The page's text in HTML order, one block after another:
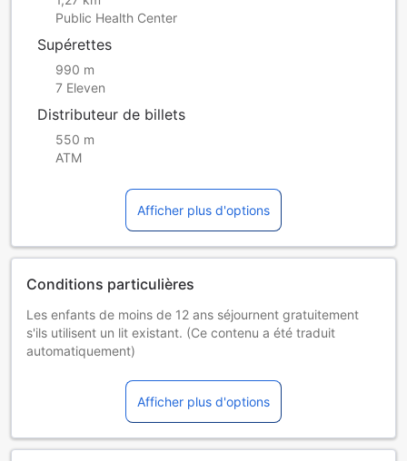
Public Health Center
Supérettes
990 m
7 Eleven
Distributeur de billets
550 m
ATM
Afficher plus d'options
Conditions particulières
Les enfants de moins de 12 ans séjournent gratuitement
s'ils utilisent un lit existant. (Ce contenu a été traduit
automatiquement)
s'enregistrer sans leurs parents.
Un supplément de 200 THB par jour s’applique pour toute
personne supplémentaire âgée de 12 ans ou plus. Merci de
noter qu’aucun lit d’appoint n’est disponible dans cet
Afficher plus d'options